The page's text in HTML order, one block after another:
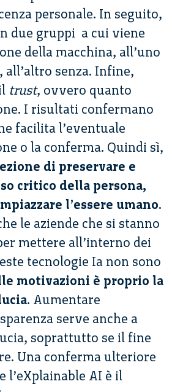
personale. In seguito,
due gruppi a cui viene
della macchina, all’uno
all’altro senza. Infine,
trust, ovvero quanto
I risultati confermano
facilita l’eventuale
o la conferma. Quindi sì,
di preservare e
critico della persona,
l’essere umano.
le aziende che si stanno
mettere all’interno dei
tecnologie Ia non sono
motivazioni è proprio la
. Aumentare
serve anche a
soprattutto se il fine
Una conferma ulteriore
l’eXplainable AI è il